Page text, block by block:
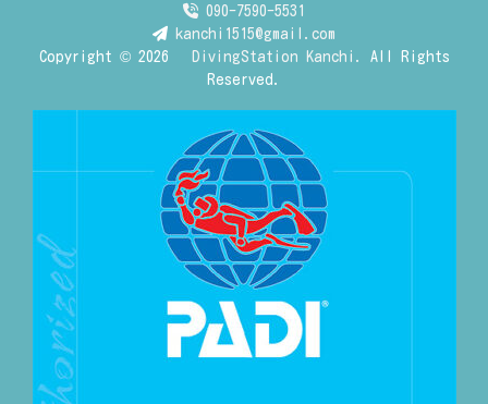
090-7590-5531
kanchi1515@gmail.com
Copyright © 2026
DivingStation Kanchi.
All Rights
Reserved.